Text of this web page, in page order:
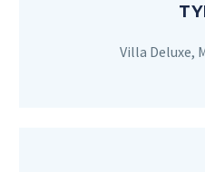
Villa Deluxe,